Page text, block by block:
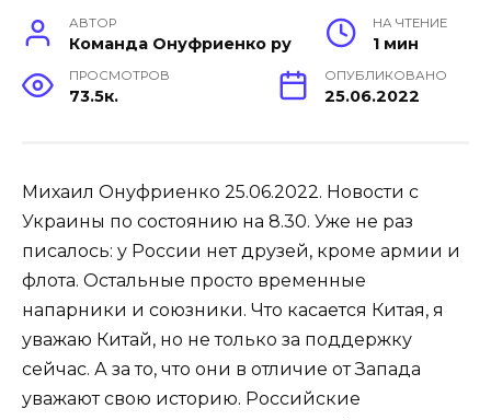
АВТОР
Команда Онуфриенко ру
НА ЧТЕНИЕ
1 мин
ПРОСМОТРОВ
73.5к.
ОПУБЛИКОВАНО
25.06.2022
Михаил Онуфриенко 25.06.2022. Новости с
Украины по состоянию на 8.30. Уже не раз
писалось: у России нет друзей, кроме армии и
флота. Остальные просто временные
напарники и союзники. Что касается Китая, я
уважаю Китай, но не только за поддержку
сейчас. А за то, что они в отличие от Запада
уважают свою историю. Российские